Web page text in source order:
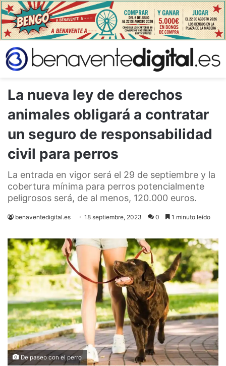
La nueva ley de derechos
animales obligará a contratar
un seguro de responsabilidad
civil para perros
La entrada en vigor será el 29 de septiembre y la
cobertura mínima para perros potencialmente
peligrosos será, de al menos, 120.000 euros.
benaventedigital.es 18 septiembre, 2023 0 1 minuto leído
De paseo con el perro